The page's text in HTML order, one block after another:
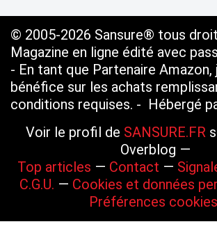
© 2005-2026 Sansure® tous
Magazine en ligne édité avec
- En tant que Partenaire Amazon,
bénéfice sur les achats
conditions requises. - Hébergé
Voir le profil de SANSURE.FR
Overblog
Top articles
Contact
C.G.U.
Cookies et données
Préférences cookies